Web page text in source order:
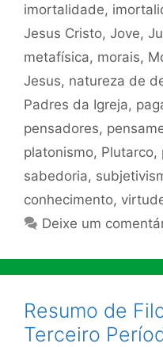
imortalidade,
Jesus Cristo, Jove,
metafísica, morais,
Jesus, natureza de
Padres da Igreja,
pensadores,
platonismo, Plutarco,
sabedoria,
conhecimento,
Deixe um
Resumo de
Terceiro